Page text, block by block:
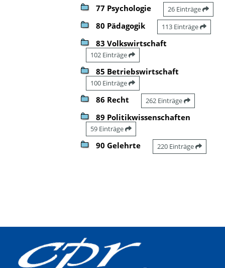
77 Psychologie 26 Einträge
80 Pädagogik 113 Einträge
83 Volkswirtschaft
102 Einträge
85 Betriebswirtschaft
100 Einträge
86 Recht 262 Einträge
89 Politikwissenschaften
59 Einträge
90 Gelehrte 220 Einträge